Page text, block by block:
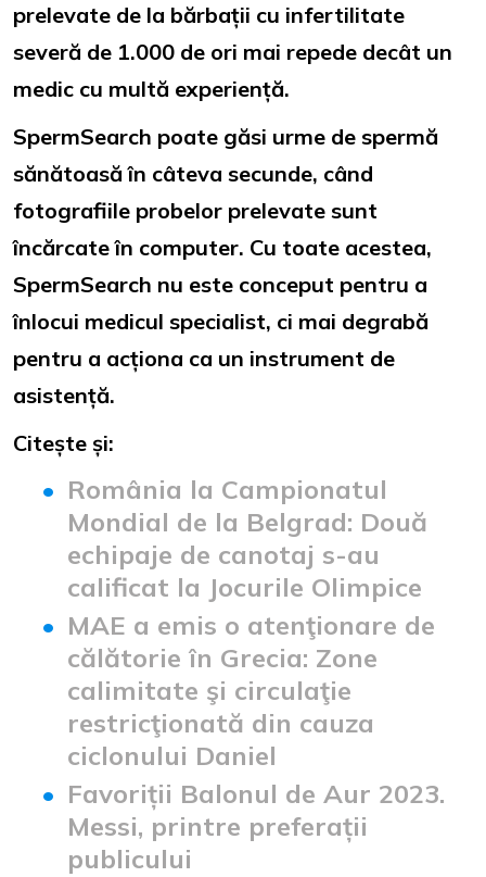
prelevate de la bărbații cu infertilitate
severă de 1.000 de ori mai repede decât un
medic cu multă experiență.
SpermSearch poate găsi urme de spermă
sănătoasă în câteva secunde, când
fotografiile probelor prelevate sunt
încărcate în computer. Cu toate acestea,
SpermSearch nu este conceput pentru a
înlocui medicul specialist, ci mai degrabă
pentru a acționa ca un instrument de
asistență.
Citește și:
România la Campionatul
Mondial de la Belgrad: Două
echipaje de canotaj s-au
calificat la Jocurile Olimpice
MAE a emis o atenţionare de
călătorie în Grecia: Zone
calimitate şi circulaţie
restricţionată din cauza
ciclonului Daniel
Favoriții Balonul de Aur 2023.
Messi, printre preferații
publicului